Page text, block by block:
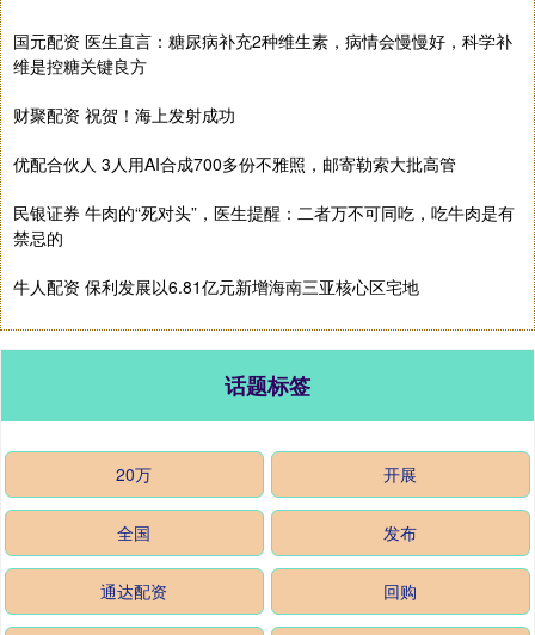
国元配资 医生直言：糖尿病补充2种维生素，病情会慢慢好，科学补
维是控糖关键良方
财聚配资 祝贺！海上发射成功
优配合伙人 3人用AI合成700多份不雅照，邮寄勒索大批高管
民银证券 牛肉的“死对头”，医生提醒：二者万不可同吃，吃牛肉是有
禁忌的
牛人配资 保利发展以6.81亿元新增海南三亚核心区宅地
话题标签
20万 开展
全国 发布
通达配资 回购